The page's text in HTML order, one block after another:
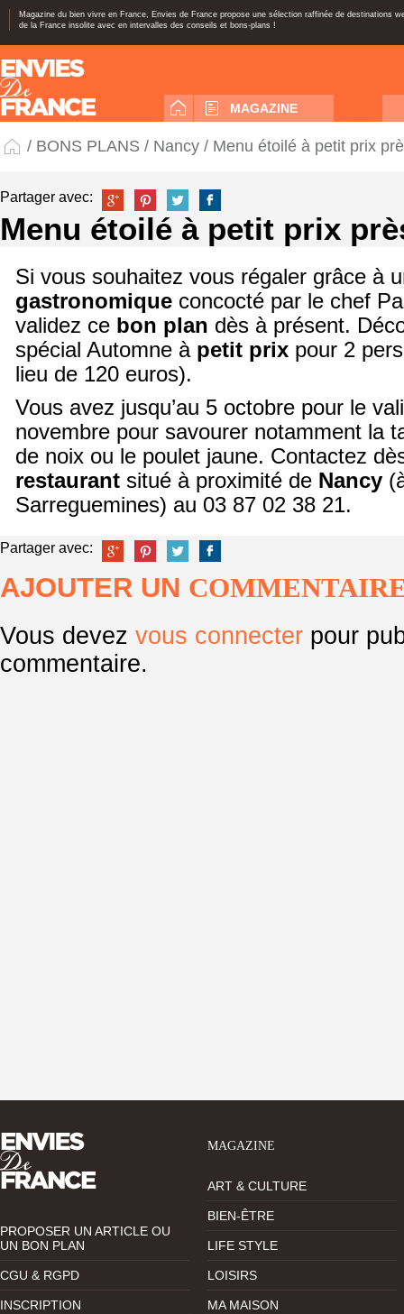
Magazine du bien vivre en France, Envies de France propose une sélection raffinée de destinations
de la France insolite avec en intervalles des conseils et bons-plans !
MAGAZINE
/ BONS PLANS / Nancy / Menu étoilé à petit prix
Partager avec:
Menu étoilé à petit prix
Si vous souhaitez vous régaler grâce à
gastronomique concocté par le chef
validez ce bon plan dès à présent.
spécial Automne à petit prix pour 2
lieu de 120 euros).
Vous avez jusqu’au 5 octobre pour le
novembre pour savourer notamment la
de noix ou le poulet jaune. Contactez
restaurant situé à proximité de Nancy
Sarreguemines) au 03 87 02 38 21.
Partager avec:
AJOUTER UN
Vous devez vous connecter pour
commentaire.
PROPOSER UN ARTICLE OU
UN BON PLAN
CGU & RGPD
INSCRIPTION
MAGAZINE
ART & CULTURE
BIEN-ÊTRE
LIFE STYLE
LOISIRS
MA MAISON